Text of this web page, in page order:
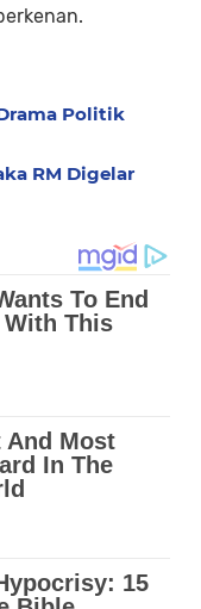
Politik
RM Digelar